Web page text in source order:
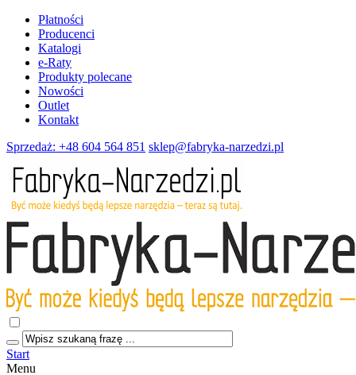
Płatności
Producenci
Katalogi
e-Raty
Produkty polecane
Nowości
Outlet
Kontakt
Sprzedaż: +48 604 564 851 sklep@fabryka-narzedzi.pl
Start
Menu